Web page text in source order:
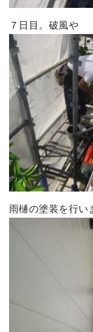
７日目。破風や
雨樋の塗装を行い